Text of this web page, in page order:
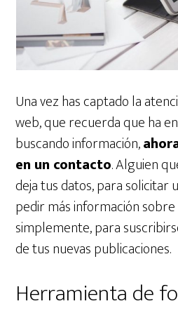
Una vez has captado la
web, que recuerda que ha
buscando información,
en un contacto. Alguien
deja tus datos, para solicitar
pedir más información
simplemente, para
de tus nuevas publicaciones.
Herramienta de